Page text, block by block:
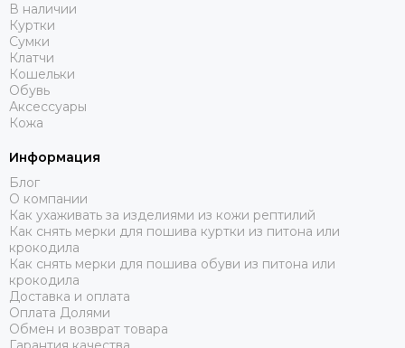
В наличии
Куртки
Сумки
Клатчи
Кошельки
Обувь
Аксессуары
Кожа
Информация
Блог
О компании
Как ухаживать за изделиями из кожи рептилий
Как снять мерки для пошива куртки из питона или
крокодила
Как снять мерки для пошива обуви из питона или
крокодила
Доставка и оплата
Оплата Долями
Обмен и возврат товара